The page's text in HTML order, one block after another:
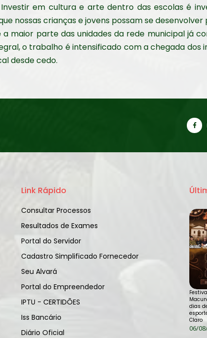
em cultura e arte dentro das escolas é
nossas crianças e jovens possam se desenvolver
maior parte das unidades da rede municipal já
o trabalho é intensificado com a chegada dos
desde cedo.
Link Rápido
Consultar Processos
Resultados de Exames
Portal do Servidor
Cadastro Simplificado Fornecedor
Seu Alvará
Portal do Empreendedor
IPTU - CERTIDÕES
Iss Bancário
Diário Oficial
dias
Claro
06/